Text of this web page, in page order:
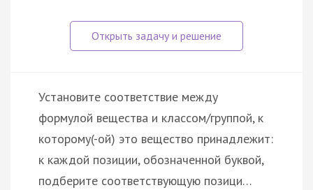
Установите соответствие между
формулой вещества и классом/группой, к
которому(-ой) это вещество принадлежит:
к каждой позиции, обозначенной буквой,
подберите соответствующую позици…